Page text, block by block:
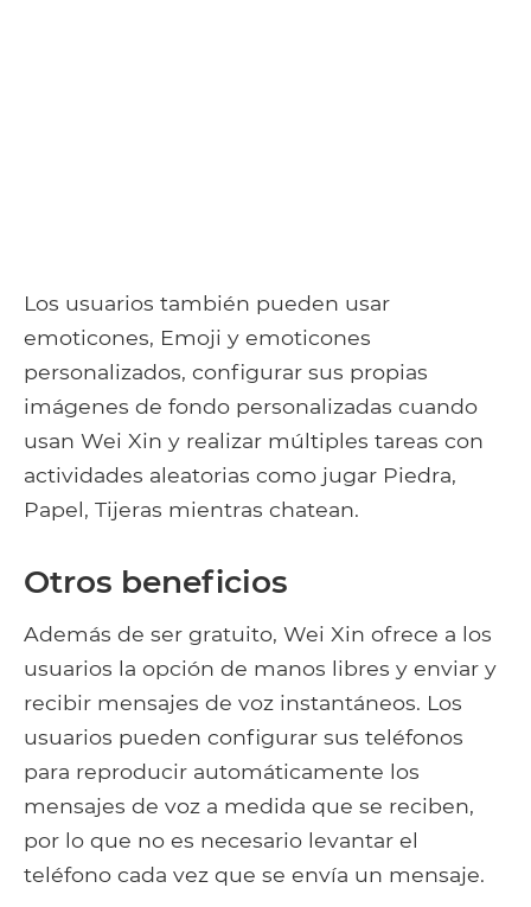
Los usuarios también pueden usar
emoticones, Emoji y emoticones
personalizados, configurar sus propias
imágenes de fondo personalizadas cuando
usan Wei Xin y realizar múltiples tareas con
actividades aleatorias como jugar Piedra,
Papel, Tijeras mientras chatean.
Otros beneficios
Además de ser gratuito, Wei Xin ofrece a los
usuarios la opción de manos libres y enviar y
recibir mensajes de voz instantáneos. Los
usuarios pueden configurar sus teléfonos
para reproducir automáticamente los
mensajes de voz a medida que se reciben,
por lo que no es necesario levantar el
teléfono cada vez que se envía un mensaje.